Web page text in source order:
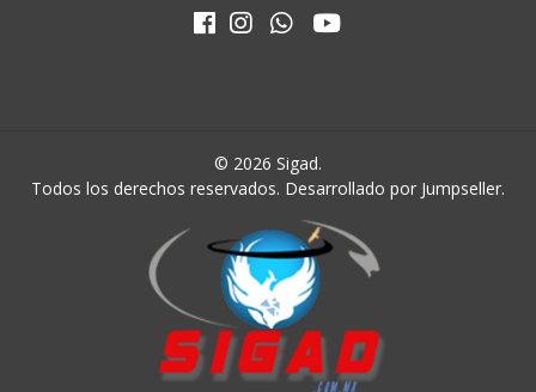
© 2026 Sigad.
Todos los derechos reservados. Desarrollado por Jumpseller.